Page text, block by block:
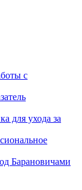
с
для ухода за
Барановичами